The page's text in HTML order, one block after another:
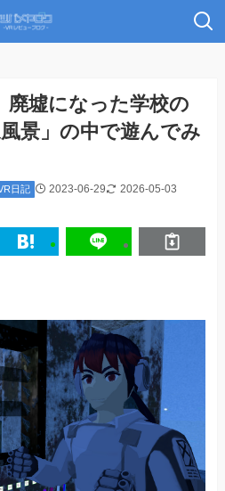
廃墟になった学校の
景」の中で遊んでみ
日記 2023-06-29 2026-05-03